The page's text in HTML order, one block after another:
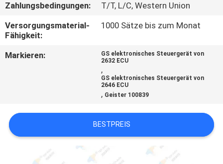
TRETEN
SIE
MIT
FORDERN
Zahlungsbedingungen:
T/T, L/C, Western Union
Versorgungsmaterial-
Fähigkeit:
1000 Sätze bis zum Monat
Markieren:
GS elektronisches Steuergerät von
2632 ECU
,
GS elektronisches Steuergerät von
2646 ECU
, Geister 100839
BESTPREIS